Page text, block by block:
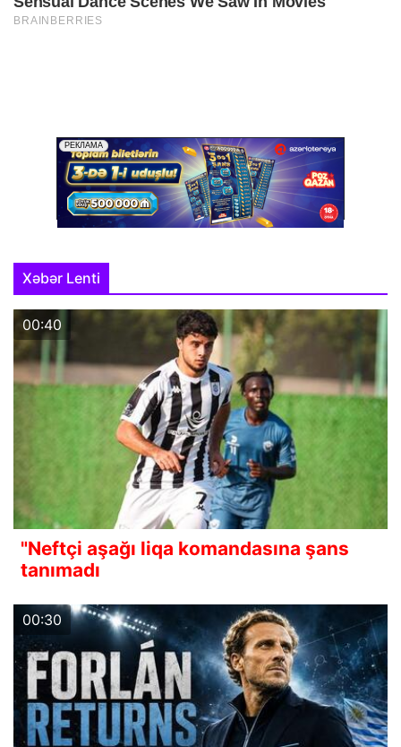
Xəbər Lenti
00:40
"Neftçi aşağı liqa komandasına şans
tanımadı
00:30